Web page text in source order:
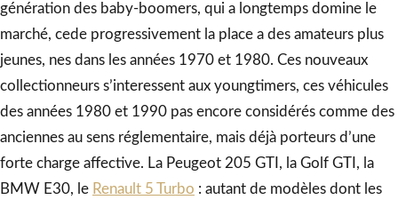
génération des baby-boomers, qui a longtemps domine le
marché, cede progressivement la place a des amateurs plus
jeunes, nes dans les années 1970 et 1980. Ces nouveaux
collectionneurs s’interessent aux youngtimers, ces véhicules
des années 1980 et 1990 pas encore considérés comme des
anciennes au sens réglementaire, mais déjà porteurs d’une
forte charge affective. La Peugeot 205 GTI, la Golf GTI, la
BMW E30, le Renault 5 Turbo : autant de modèles dont les